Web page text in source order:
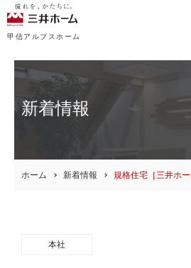
甲信アルプスホーム
新着情報
ホーム 新着情報 規格住宅［三井ホ
本社